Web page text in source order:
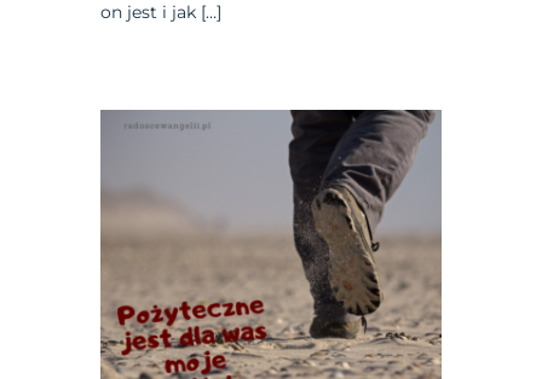
on jest i jak […]